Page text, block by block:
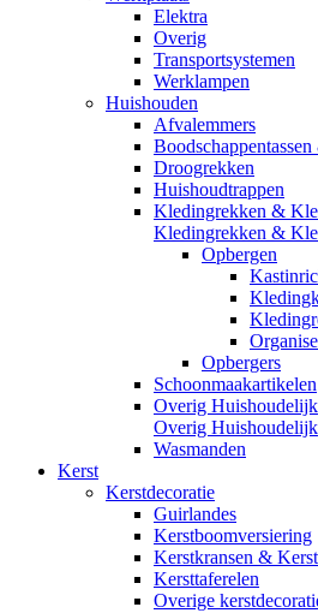
Elektra
Overig
Transportsystemen
Werklampen
Huishouden
Afvalemmers
Droogrekken
Huishoudtrappen
Kledingrekken &
Kledingrekken &
Opbergen
Opbergers
Schoonmaakartikelen
Overig Huishoudelijk
Overig Huishoudelijk
Wasmanden
Kerst
Kerstdecoratie
Guirlandes
Kerstboomversiering
Kerstkransen &
Kersttaferelen
Overige